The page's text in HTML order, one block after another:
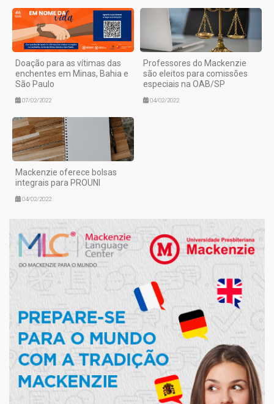
Doação para as vítimas das
enchentes em Minas, Bahia e
São Paulo
07/02/2022
Professores do Mackenzie
são eleitos para comissões
especiais na OAB/SP
04/02/2022
Mackenzie oferece bolsas
integrais para PROUNI
04/02/2022